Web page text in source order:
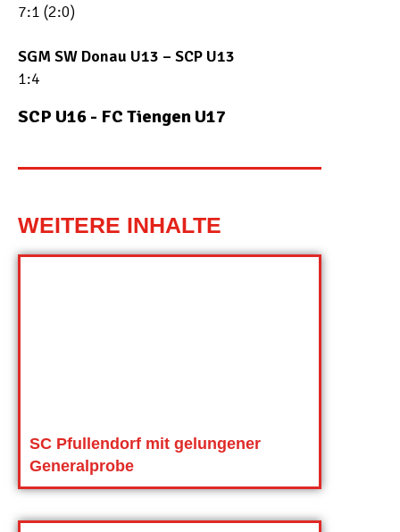
7:1 (2:0)
SGM SW Donau U13 – SCP U13
1:4
SCP U16 - FC Tiengen U17
WEITERE INHALTE
SC Pfullendorf mit gelungener
Generalprobe